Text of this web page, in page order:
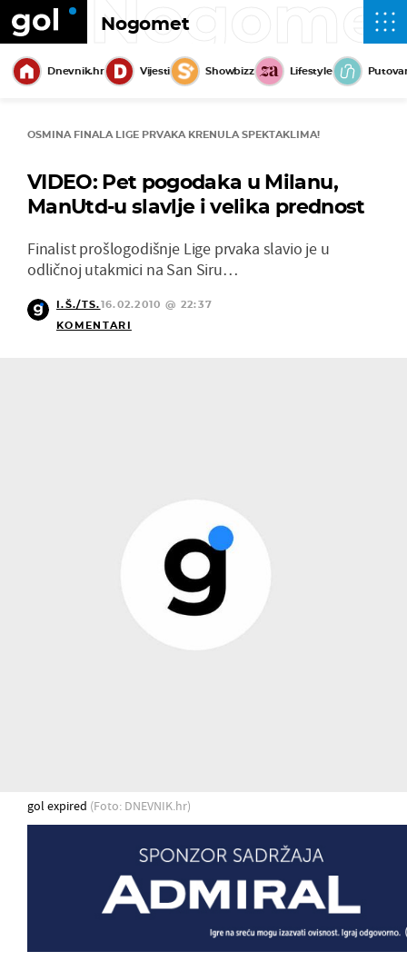
Nogomet
Dnevnik.hr Vijesti Showbizz Lifestyle
OSMINA FINALA LIGE PRVAKA KRENULA SPEKTAKLIMA!
VIDEO: Pet pogodaka u Milanu,
ManUtd-u slavlje i velika prednost
Finalist prošlogodišnje Lige prvaka slavio je u
odličnoj utakmici na San Siru…
I.Š./TS.16.02.2010 @ 22:37
KOMENTARI
gol expired (Foto: DNEVNIK.hr)